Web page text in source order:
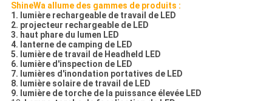
ShineWa allume des gammes de produits :
1. lumière rechargeable de travail de LED
2. projecteur rechargeable de LED
3. haut phare du lumen LED
4. lanterne de camping de LED
5. lumière de travail de Headheld LED
6. lumière d'inspection de LED
7. lumières d'inondation portatives de LED
8. lumière solaire de travail de LED
9. lumière de torche de la puissance élevée LED